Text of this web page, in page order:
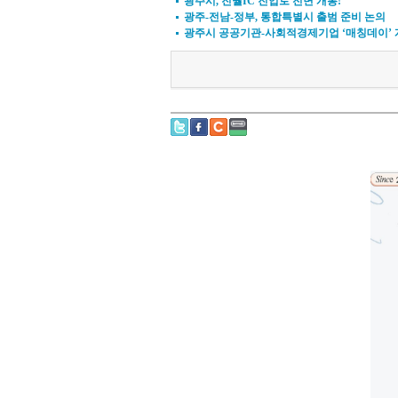
광주-전남-정부, 통합특별시 출범 준비 논의
광주시 공공기관-사회적경제기업 ‘매칭데이’